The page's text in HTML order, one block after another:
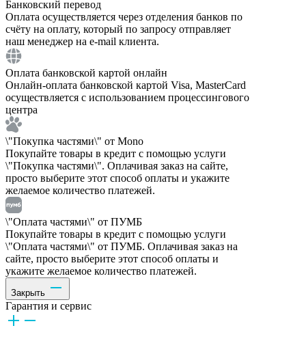
Банковский перевод
Оплата осуществляется через отделения банков по
счёту на оплату, который по запросу отправляет
наш менеджер на e-mail клиента.
Оплата банковской картой онлайн
Онлайн-оплата банковской картой Visa, MasterCard
осуществляется с использованием процессингового
центра
\"Покупка частями\" от Mono
Покупайте товары в кредит с помощью услуги
\"Покупка частями\". Оплачивая заказ на сайте,
просто выберите этот способ оплаты и укажите
желаемое количество платежей.
\"Оплата частями\" от ПУМБ
Покупайте товары в кредит с помощью услуги
\"Оплата частями\" от ПУМБ. Оплачивая заказ на
сайте, просто выберите этот способ оплаты и
укажите желаемое количество платежей.
Закрыть
Гарантия и сервис